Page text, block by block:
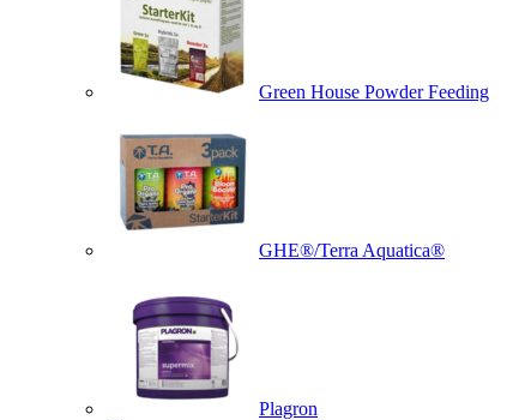
Green House Powder Feeding
GHE®/Terra Aquatica®
Plagron